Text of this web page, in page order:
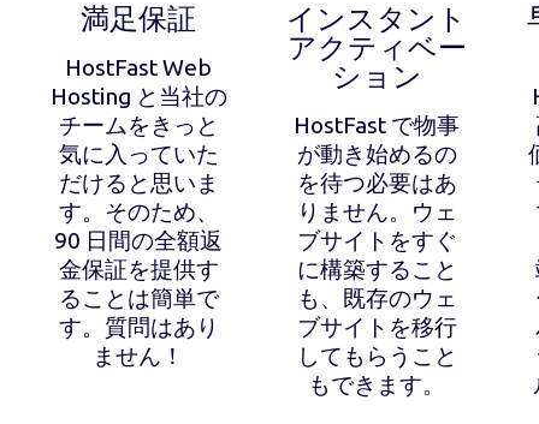
満足保証
HostFast Web
Hosting と当社の
チームをきっと
気に入っていた
だけると思いま
す。そのため、
90 日間の全額返
金保証を提供す
ることは簡単で
す。質問はあり
ません！
インスタント
アクティベー
ション
HostFast で物事
が動き始めるの
を待つ必要はあ
りません。ウェ
ブサイトをすぐ
に構築すること
も、既存のウェ
ブサイトを移行
してもらうこと
もできます。